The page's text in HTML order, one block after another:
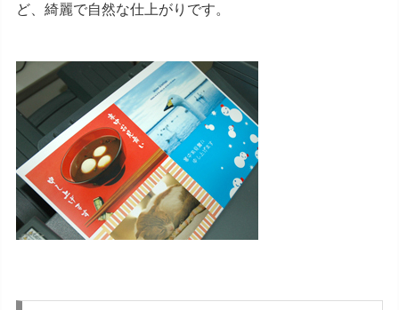
ど、綺麗で自然な仕上がりです。